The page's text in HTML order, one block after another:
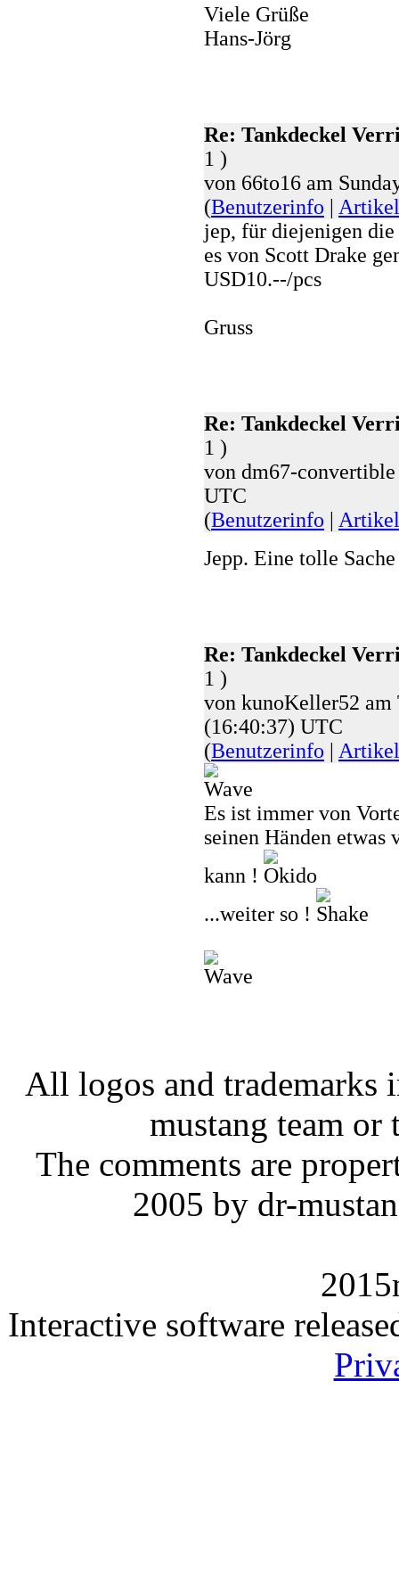
Viele Grüße
Hans-Jörg
Re: Tankdeckel
1 )
von 66to16 am
(Benutzerinfo |
jep, für diejenigen
es von Scott Drake
USD10.--/pcs
Gruss
Re: Tankdeckel
1 )
von dm67-
UTC
(Benutzerinfo |
Jepp. Eine tolle
Re: Tankdeckel
1 )
von kunoKeller52 am
(16:40:37) UTC
(Benutzerinfo |
Es ist immer von
seinen Händen
kann !
...weiter so !
All logos and trademarks
mustang team or
The comments are
2005 by dr-
Interactive software